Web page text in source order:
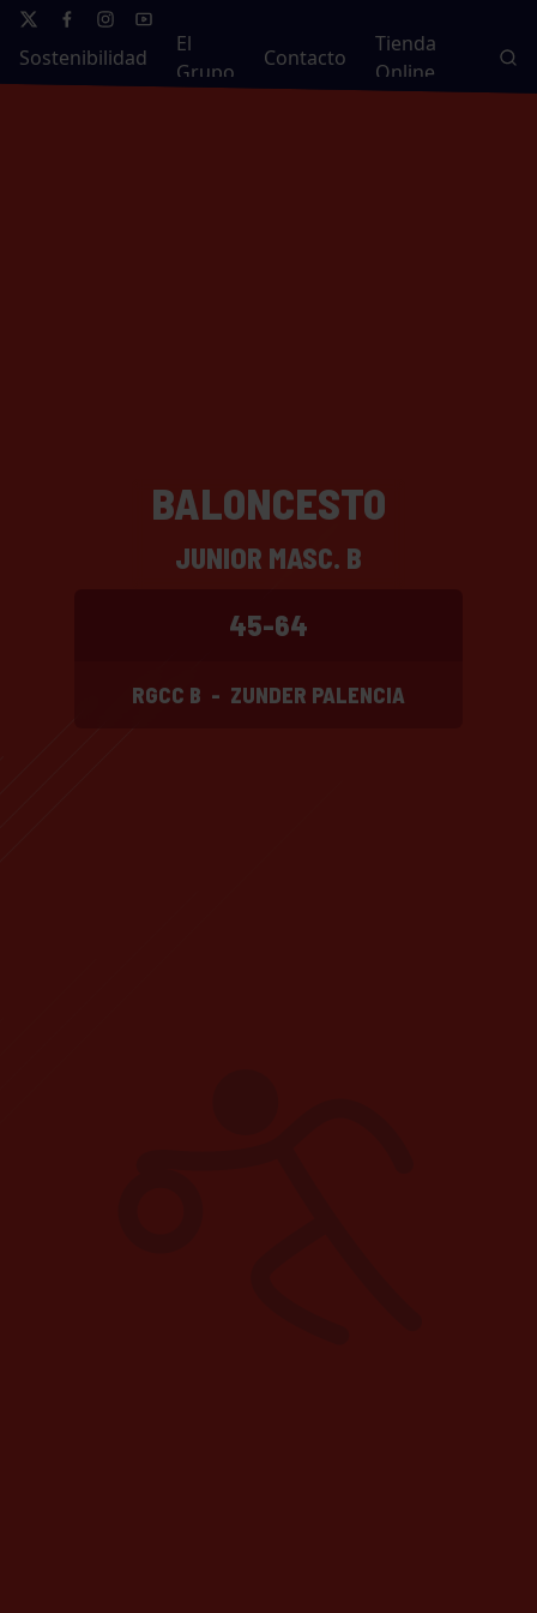
Sostenibilidad
El
Grupo
Contacto
Tienda
Online
BALONCESTO
JUNIOR MASC. B
45-64
RGCC B - ZUNDER PALENCIA